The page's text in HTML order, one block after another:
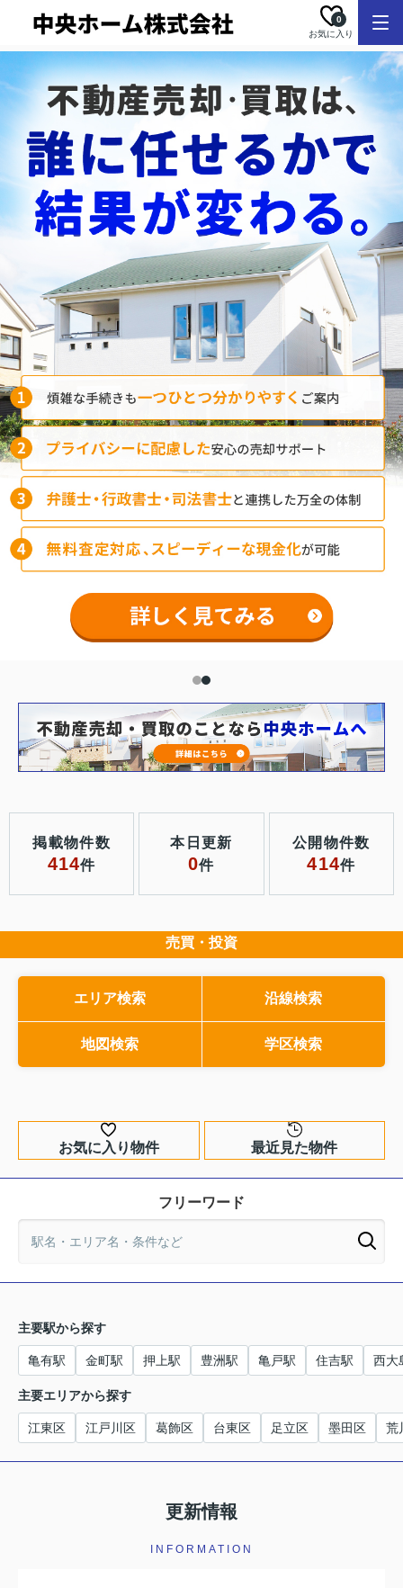
お気に入り
0
掲載物件数
414件
本日更新
0件
公開物件数
414件
売買・投資
エリア検索 沿線検索
地図検索 学区検索
お気に入り物件 最近見た物件
フリーワード
主要駅から探す
亀有駅 金町駅 押上駅 豊洲駅 亀戸駅 住吉駅 西大
主要エリアから探す
江東区 江戸川区 葛飾区 台東区 足立区 墨田区 荒
更新情報
INFORMATION